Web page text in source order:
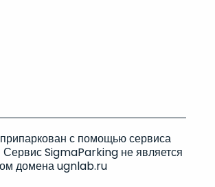
с помощью сервиса
SigmaParking не является
домена ugnlab.ru